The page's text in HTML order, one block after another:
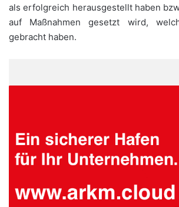
als erfolgreich herausgestellt haben
auf Maßnahmen gesetzt wird,
gebracht haben.